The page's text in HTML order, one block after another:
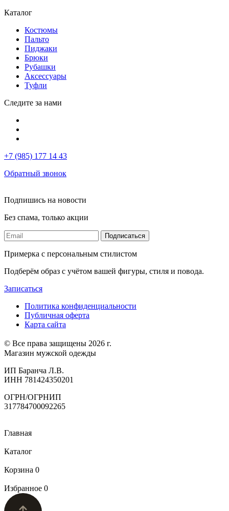
Каталог
Костюмы
Пальто
Пиджаки
Брюки
Рубашки
Аксессуары
Туфли
Следите за нами
+7 (985) 177 14 43
Обратный звонок
Подпишись на новости
Без спама, только акции
Подписаться
Примерка с персональным стилистом
Подберём образ с учётом вашей фигуры, стиля и повода.
Записаться
Политика конфиденциальности
Публичная оферта
Карта сайта
© Все права защищены 2026 г.
Магазин мужской одежды
ИП Баранча Л.В.
ИНН 781424350201
ОГРН/ОГРНИП
317784700092265
Главная
Каталог
Корзина 0
Избранное 0